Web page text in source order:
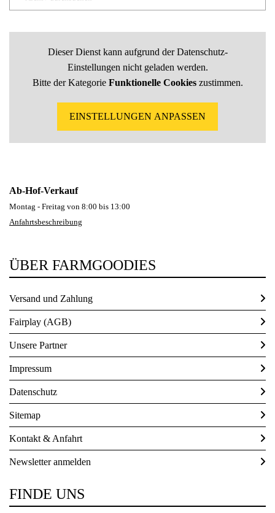
Beiträge 2025
Beiträge 2024
Beiträge 2022
Beiträge 2021
Beiträge 2019
Beiträge 2018
Beiträge 2017
Dieser Dienst kann aufgrund der Datenschutz-
Einstellungen nicht geladen werden.
Bitte der Kategorie Funktionelle Cookieszustimmen.
EINSTELLUNGEN ANPASSEN
Ab-Hof-Verkauf
Montag - Freitag von 8:00 bis 13:00
Anfahrtsbeschreibung
ÜBER FARMGOODIES
Versand und Zahlung
Fairplay (AGB)
Unsere Partner
Impressum
Datenschutz
Sitemap
Kontakt & Anfahrt
Newsletter anmelden
FINDE UNS